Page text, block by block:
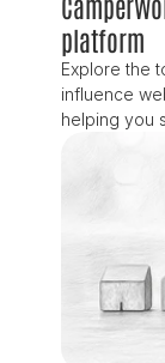
platform
Explore the
influence
helping you